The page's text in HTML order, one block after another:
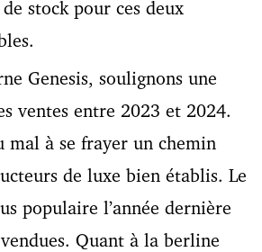
stock pour ces deux
Genesis, soulignons une
ventes entre 2023 et 2024.
mal à se frayer un chemin
de luxe bien établis. Le
populaire l’année dernière
Quant à la berline